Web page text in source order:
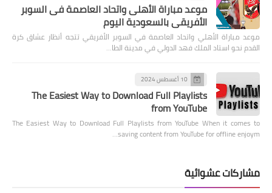
موعد مباراة الأهلى واتحاد العاصمة فى السوبر
الأفريقى بالسعودية اليوم
موعد مباراة الأهلي واتحاد العاصمة في السوبر الأفريقي تتجه أنظار عشاق كرة
القدم نحو استاد الملك فهد الدولي في مدينة الطا…
10 أغسطس 2024
The Easiest Way to Download Full Playlists
from YouTube
The Easiest Way to Download Full Playlists from YouTube When it comes to
saving content from YouTube for offline enjoym…
مشاركات عشوائية